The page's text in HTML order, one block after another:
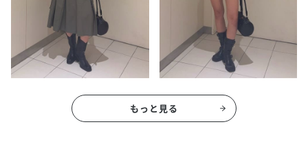
もっと見る